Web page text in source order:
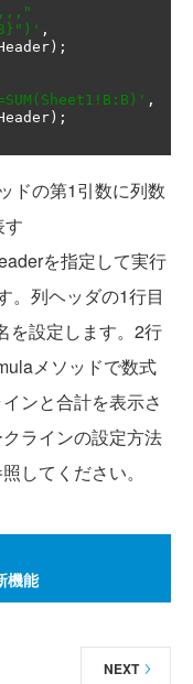
,
);
,
);
ドの第1引数に列数
す
を指定して実行
。列ヘッダの1行目
を設定します。2行
メソッドで数式
ンと合計を表示さ
ラインの設定方法
してください。
機能
NEXT